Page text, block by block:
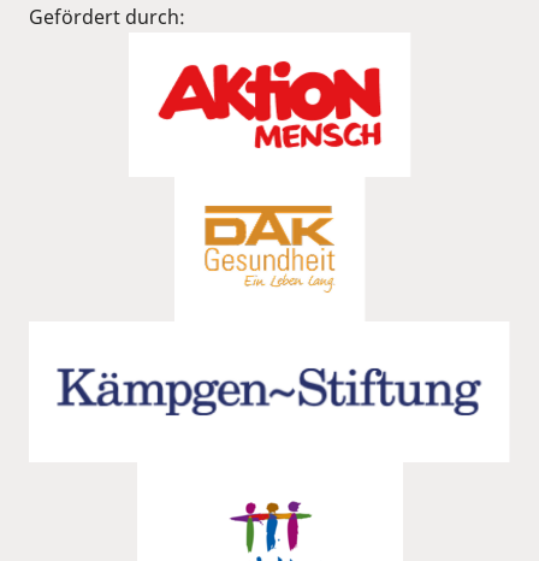
Gefördert durch: